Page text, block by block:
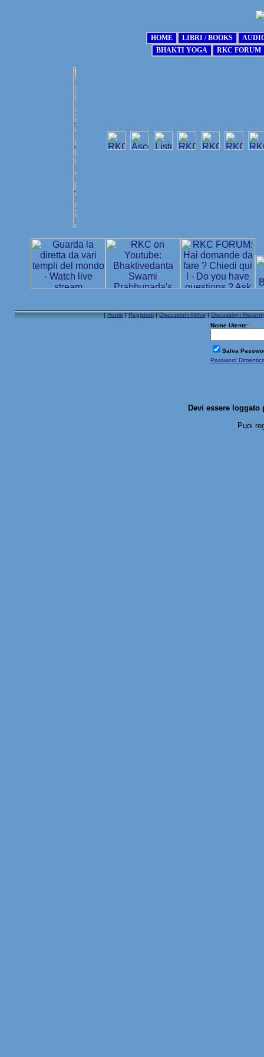
[Home|Registrati|Discussioni Attive|Discussioni Recenti
Nome Utente:
Salva
Password
Devi essere
Puoi